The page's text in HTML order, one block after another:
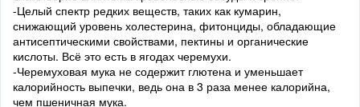
-Целый спектр редких веществ, таких как кумарин,
снижающий уровень холестерина, фитонциды, обладающие
антисептическими свойствами, пектины и органические
кислоты. Всё это есть в ягодах черемухи.
-Черемуховая мука не содержит глютена и уменьшает
калорийность выпечки, ведь она в 3 раза менее калорийна,
чем пшеничная мука.